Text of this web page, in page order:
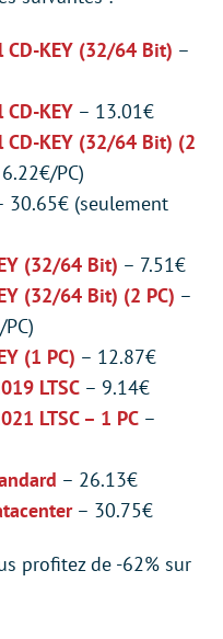
KEY (32/64 Bit) –
KEY – 13.01€
KEY (32/64 Bit) (2
PC)
30.65€ (seulement
(32/64 Bit) – 7.51€
(32/64 Bit) (2 PC) –
(1 PC) – 12.87€
LTSC – 9.14€
LTSC – 1 PC –
– 26.13€
– 30.75€
profitez de -62% sur